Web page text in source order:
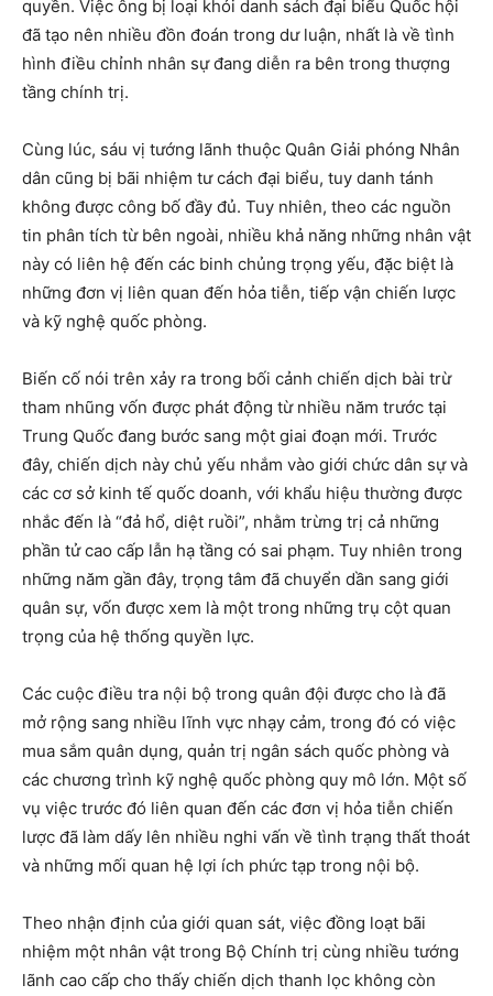
quyền. Việc ông bị loại khỏi danh sách đại biểu Quốc hội
đã tạo nên nhiều đồn đoán trong dư luận, nhất là về tình
hình điều chỉnh nhân sự đang diễn ra bên trong thượng
tầng chính trị.
Cùng lúc, sáu vị tướng lãnh thuộc Quân Giải phóng Nhân
dân cũng bị bãi nhiệm tư cách đại biểu, tuy danh tánh
không được công bố đầy đủ. Tuy nhiên, theo các nguồn
tin phân tích từ bên ngoài, nhiều khả năng những nhân vật
này có liên hệ đến các binh chủng trọng yếu, đặc biệt là
những đơn vị liên quan đến hỏa tiễn, tiếp vận chiến lược
và kỹ nghệ quốc phòng.
Biến cố nói trên xảy ra trong bối cảnh chiến dịch bài trừ
tham nhũng vốn được phát động từ nhiều năm trước tại
Trung Quốc đang bước sang một giai đoạn mới. Trước
đây, chiến dịch này chủ yếu nhắm vào giới chức dân sự và
các cơ sở kinh tế quốc doanh, với khẩu hiệu thường được
nhắc đến là “đả hổ, diệt ruồi”, nhằm trừng trị cả những
phần tử cao cấp lẫn hạ tầng có sai phạm. Tuy nhiên trong
những năm gần đây, trọng tâm đã chuyển dần sang giới
quân sự, vốn được xem là một trong những trụ cột quan
trọng của hệ thống quyền lực.
Các cuộc điều tra nội bộ trong quân đội được cho là đã
mở rộng sang nhiều lĩnh vực nhạy cảm, trong đó có việc
mua sắm quân dụng, quản trị ngân sách quốc phòng và
các chương trình kỹ nghệ quốc phòng quy mô lớn. Một số
vụ việc trước đó liên quan đến các đơn vị hỏa tiễn chiến
lược đã làm dấy lên nhiều nghi vấn về tình trạng thất thoát
và những mối quan hệ lợi ích phức tạp trong nội bộ.
Theo nhận định của giới quan sát, việc đồng loạt bãi
nhiệm một nhân vật trong Bộ Chính trị cùng nhiều tướng
lãnh cao cấp cho thấy chiến dịch thanh lọc không còn